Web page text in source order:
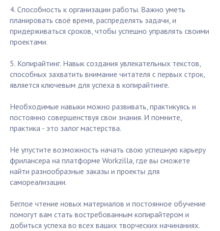
4. Способность к организации работы. Важно уметь
планировать своё время, распределять задачи, и
придерживаться сроков, чтобы успешно управлять своими
проектами.
5. Копирайтинг. Навык создания увлекательных текстов,
способных захватить внимание читателя с первых строк,
является ключевым для успеха в копирайтинге.
Необходимые навыки можно развивать, практикуясь и
постоянно совершенствуя свои знания. И помните,
практика - это залог мастерства.
Не упустите возможность начать свою успешную карьеру
фрилансера на платформе Workzilla, где вы сможете
найти разнообразные заказы и проекты для
самореализации.
Беглое чтение новых материалов и постоянное обучение
помогут вам стать востребованным копирайтером и
добиться успеха во всех ваших творческих начинаниях.